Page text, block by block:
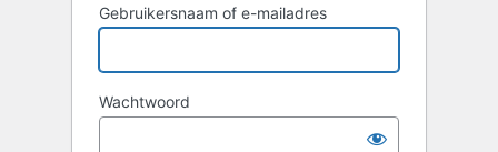
Gebruikersnaam of e-mailadres
Wachtwoord